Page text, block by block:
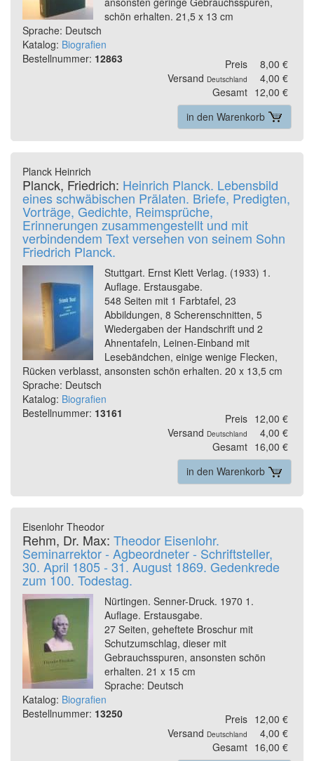
schön erhalten. 21,5 x 13 cm
Sprache: Deutsch
Katalog: Biografien
Bestellnummer: 12863 Preis
8,00 €
Versand Deutschland
4,00 €
Gesamt 12,00 €
in den Warenkorb
Planck Heinrich
Planck, Friedrich: Heinrich Planck. Lebensbild
eines schwäbischen Prälaten. Briefe, Predigten,
Vorträge, Gedichte, Reimsprüche,
Erinnerungen zusammengestellt und mit
verbindendem Text versehen von seinem Sohn
Friedrich Planck.
Stuttgart. Ernst Klett Verlag. (1933) 1.
Auflage. Erstausgabe.
548 Seiten mit 1 Farbtafel, 23
Abbildungen, 8 Scherenschnitten, 5
Wiedergaben der Handschrift und 2
Ahnentafeln, Leinen-Einband mit
Lesebändchen, einige wenige Flecken,
Rücken verblasst, ansonsten schön erhalten. 20 x 13,5 cm
Sprache: Deutsch
Katalog: Biografien
Bestellnummer: 13161 Preis 12,00 €
Versand Deutschland
4,00 €
Gesamt 16,00 €
in den Warenkorb
Eisenlohr Theodor
Rehm, Dr. Max: Theodor Eisenlohr.
Seminarrektor - Agbeordneter - Schriftsteller,
30. April 1805 - 31. August 1869. Gedenkrede
zum 100. Todestag.
Nürtingen. Senner-Druck. 1970 1.
Auflage. Erstausgabe.
27 Seiten, geheftete Broschur mit
Schutzumschlag, dieser mit
Gebrauchsspuren, ansonsten schön
erhalten. 21 x 15 cm
Sprache: Deutsch
Katalog: Biografien
Bestellnummer: 13250 Preis 12,00 €
Versand Deutschland
4,00 €
Gesamt 16,00 €